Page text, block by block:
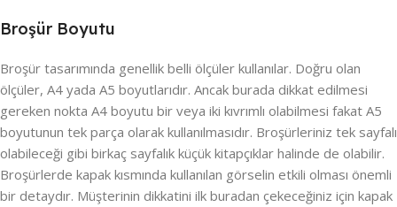
Broşür Boyutu
Broşür tasarımında genellik belli ölçüler kullanılar. Doğru olan
ölçüler, A4 yada A5 boyutlarıdır. Ancak burada dikkat edilmesi
gereken nokta A4 boyutu bir veya iki kıvrımlı olabilmesi fakat A5
boyutunun tek parça olarak kullanılmasıdır. Broşürleriniz tek sayfalı
olabileceği gibi birkaç sayfalık küçük kitapçıklar halinde de olabilir.
Broşürlerde kapak kısmında kullanılan görselin etkili olması önemli
bir detaydır. Müşterinin dikkatini ilk buradan çekeceğiniz için kapak